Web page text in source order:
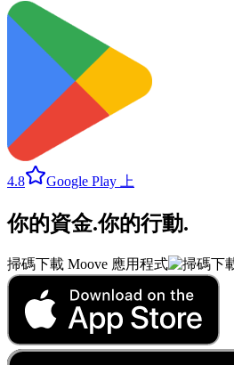
4.8 Google Play 上
你的資金.你的行動.
掃碼下載 Moove 應用程式